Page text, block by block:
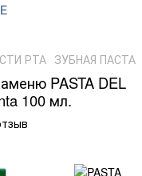
РТА ЗУБНАЯ ПАСТА
PASTA DEL
100 мл.